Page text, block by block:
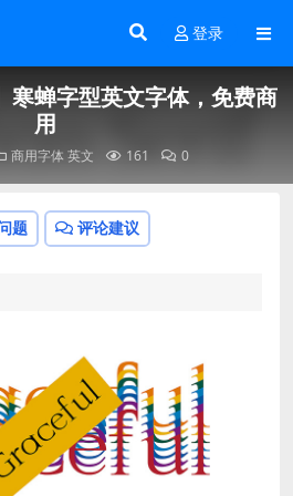
登录
寒蝉字型英文字体，免费商
用
商用字体英文 161 0
题 评论建议